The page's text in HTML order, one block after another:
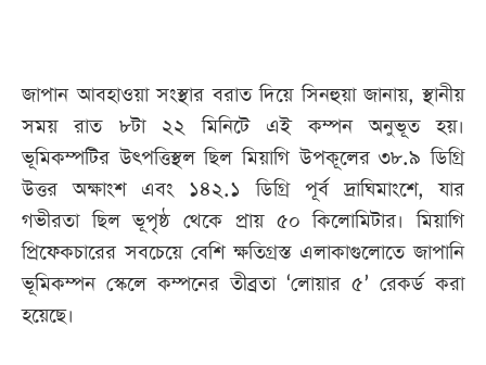
জাপান আবহাওয়া সংস্থার বরাত দিয়ে সিনহুয়া জানায়, স্থানীয়
সময় রাত ৮টা ২২ মিনিটে এই কম্পন অনুভূত হয়।
ভূমিকম্পটির উৎপত্তিস্থল ছিল মিয়াগি উপকূলের ৩৮.৯ ডিগ্রি
উত্তর অক্ষাংশ এবং ১৪২.১ ডিগ্রি পূর্ব দ্রাঘিমাংশে, যার
গভীরতা ছিল ভূপৃষ্ঠ থেকে প্রায় ৫০ কিলোমিটার। মিয়াগি
প্রিফেকচারের সবচেয়ে বেশি ক্ষতিগ্রস্ত এলাকাগুলোতে জাপানি
ভূমিকম্পন স্কেলে কম্পনের তীব্রতা ‘লোয়ার ৫’ রেকর্ড করা
হয়েছে।